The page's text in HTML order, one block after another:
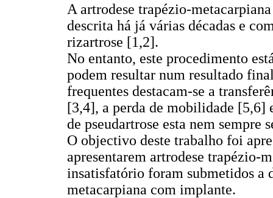
A artrodese trapézio-
descrita há já várias décadas e
rizartrose [1,2].
No entanto, este procedimento
podem resultar num resultado
frequentes destacam-se a
[3,4], a perda de mobilidade [5,6]
de pseudartrose esta nem
O objectivo deste trabalho foi
apresentarem artrodese trapézio-
insatisfatório foram submetidos a
metacarpiana com implante.